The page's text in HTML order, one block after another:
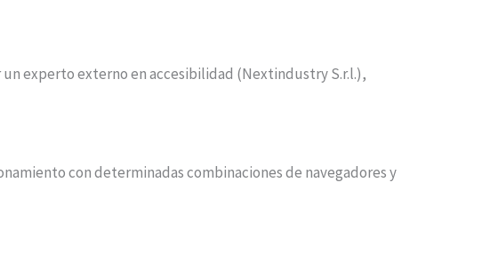
experto externo en accesibilidad (Nextindustry S.r.l.),
con determinadas combinaciones de navegadores y